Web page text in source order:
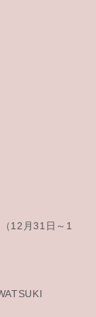
（12月31日～1